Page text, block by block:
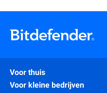
Voor thuis
Voor kleine bedrijven